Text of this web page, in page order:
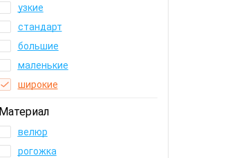
узкие
стандарт
большие
маленькие
широкие
Материал
велюр
рогожка